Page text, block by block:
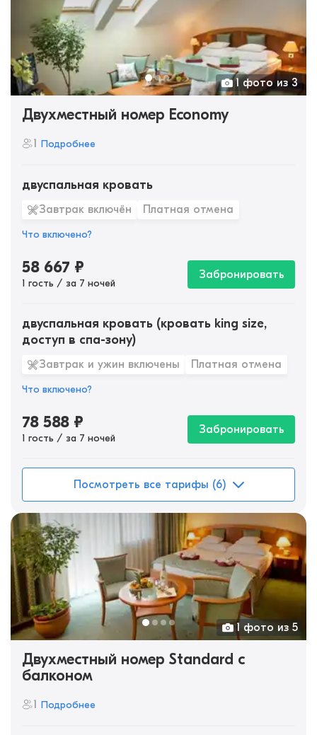
1 фото из 3
Двухместный номер Economy
1 Подробнее
двуспальная кровать
Завтрак включён Платная отмена
Что включено?
58 667 ₽
1 гость / за 7 ночей
Забронировать
двуспальная кровать (кровать king size,
доступ в спа-зону)
Завтрак и ужин включены Платная отмена
Что включено?
78 588 ₽
1 гость / за 7 ночей
Забронировать
Посмотреть все тарифы (6)
1 фото из 5
Двухместный номер Standard с
балконом
1 Подробнее